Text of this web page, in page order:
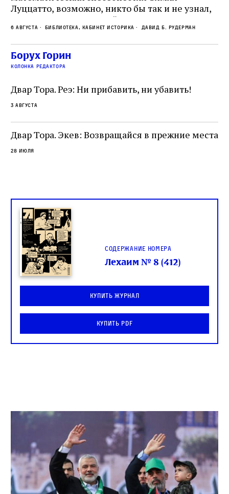
Луццатто, возможно, никто бы так и не узнал,
что этот эрудированный и несколько
сварливый венецианский талмудист имел
какое‑то отношение к научной деятельности.
На протяжении почти шестидесяти лет,
вплоть до своей кончины, Луццатто был
6 августа Библиотека, кабинет историка Давид Б. Рудерман
Борух Горин
колонка редактора
Двар Тора. Реэ: Ни прибавить, ни убавить!
3 августа
Двар Тора. Экев: Возвращайся в прежние места
28 июля
Содержание номера
Лехаим № 8 (412)
Купить журнал
Купить PDF